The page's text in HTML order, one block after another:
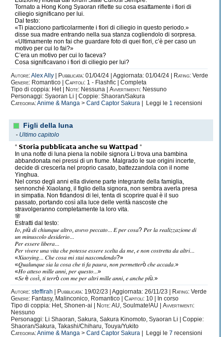
Tornato a Hong Kong Syaoran riflette su cosa esattamente i fiori di
ciliegio significano per lui.
Dal testo:
«Ti piacciono particolarmente i fiori di ciliegio in questo periodo.»
disse sua madre entrando nella sua stanza cogliendolo di sorpresa.
«Ultimamente non fai che guardare foto di quei fiori, c’è per caso un
motivo per cui lo fai?»
C’era un motivo per cui lo faceva?
Cosa significavano i fiori di ciliegio per lui?
Autore:Alex Ally Pubblicata: 01/04/24 | Aggiornata: 01/04/24 | Rating: Verde
Genere: Romantico | Capitoli: 1 - Flashfic | Completa
Tipo di coppia: Het |
Note: Nessuna | Avvertimenti: Nessuno
Personaggi: Syaoran Li | Coppie: Shaoran/Sakura
Categoria:Anime & Manga > Card Captor Sakura | Leggi le 1 recensioni
Figli della luna
- Ultimo capitolo
° 𝗦𝘁𝗼𝗿𝗶𝗮 𝗽𝘂𝗯𝗯𝗹𝗶𝗰𝗮𝘁𝗮 𝗮𝗻𝗰𝗵𝗲 𝘀𝘂 𝗪𝗮𝘁𝘁𝗽𝗮𝗱 °
In una notte di luna piena la nobile signora Li trova una bambina
abbandonata nei pressi di un fiume. Malgrado le sue origini incerte,
decide di crescerla nel proprio casato, battezzandola con il nome
Yinghua.
Nel corso degli anni ella diviene parte integrante della famiglia,
sennonché Xiaolang, il figlio della signora, non sembra averla presa
in simpatia. Non fidandosi di lei, tenta di scoprire qual è il suo
passato, portando così alla luce delle verità nascoste che
stravolgeranno completamente la loro vita.
🌸
Estratti dal testo:
𝐼𝑜, 𝑝𝑖ù 𝑑𝑖 𝑐ℎ𝑖𝑢𝑛𝑞𝑢𝑒 𝑎𝑙𝑡𝑟𝑜, 𝑎𝑣𝑒𝑣𝑜 𝑝𝑒𝑐𝑐𝑎𝑡𝑜... 𝐸 𝑝𝑒𝑟 𝑐𝑜𝑠𝑎? 𝑃𝑒𝑟 𝑙𝑎 𝑟𝑒𝑎𝑙𝑖𝑧𝑧𝑎𝑧𝑖𝑜𝑛𝑒 𝑑𝑖
𝑢𝑛 𝑚𝑖𝑛𝑢𝑠𝑐𝑜𝑙𝑜 𝑑𝑒𝑠𝑖𝑑𝑒𝑟𝑖𝑜...
𝑃𝑒𝑟 𝑒𝑠𝑠𝑒𝑟𝑒 𝑙𝑖𝑏𝑒𝑟𝑎...
𝑃𝑒𝑟 𝑣𝑖𝑣𝑒𝑟𝑒 𝑢𝑛𝑎 𝑣𝑖𝑡𝑎 𝑐ℎ𝑒 𝑝𝑜𝑡𝑒𝑠𝑠𝑒 𝑒𝑠𝑠𝑒𝑟𝑒 𝑠𝑐𝑒𝑙𝑡𝑎 𝑑𝑎 𝑚𝑒, 𝑒 𝑛𝑜𝑛 𝑐𝑜𝑠𝑡𝑟𝑒𝑡𝑡𝑎 𝑑𝑎 𝑎𝑙𝑡𝑟𝑖...
«𝑋𝑖𝑎𝑜𝑦𝑖𝑛𝑔... 𝐶ℎ𝑒 𝑐𝑜𝑠𝑎 𝑚𝑖 𝑠𝑡𝑎𝑖 𝑛𝑎𝑠𝑐𝑜𝑛𝑑𝑒𝑛𝑑𝑜?»
«𝑄𝑢𝑎𝑙𝑢𝑛𝑞𝑢𝑒 𝑠𝑖𝑎 𝑙𝑎 𝑐𝑜𝑠𝑎 𝑐ℎ𝑒 𝑡𝑖 𝑓𝑎 𝑝𝑎𝑢𝑟𝑎, 𝑛𝑜𝑛 𝑝𝑒𝑟𝑚𝑒𝑡𝑡𝑒𝑟ò 𝑐ℎ𝑒 𝑎𝑐𝑐𝑎𝑑𝑎.»
«𝐻𝑜 𝑎𝑡𝑡𝑒𝑠𝑜 𝑚𝑖𝑙𝑙𝑒 𝑎𝑛𝑛𝑖, 𝑝𝑒𝑟 𝑞𝑢𝑒𝑠𝑡𝑜...»
«𝑆𝑒 è 𝑐𝑜𝑠ì, 𝑡𝑖 𝑡𝑒𝑟𝑟ò 𝑐𝑜𝑛 𝑚𝑒 𝑝𝑒𝑟 𝑎𝑙𝑡𝑟𝑖 𝑚𝑖𝑙𝑙𝑒 𝑎𝑛𝑛𝑖, 𝑒 𝑎𝑛𝑐ℎ𝑒 𝑝𝑖ù.»
Autore: steffirah Pubblicata: 19/02/23 | Aggiornata: 26/11/23 | Rating: Verde
Genere: Fantasy, Malinconico, Romantico | Capitoli: 10 | In corso
Tipo di coppia: Het, Shonen-ai |
Note:AU, Soulmate!AU | Avvertimenti:
Nessuno
Personaggi: Li Shaoran, Sakura, Sakura Kinomoto, Syaoran Li | Coppie:
Shaoran/Sakura, Takashi/Chiharu, Touya/Yukito
Categoria:Anime & Manga > Card Captor Sakura | Leggi le 7 recensioni